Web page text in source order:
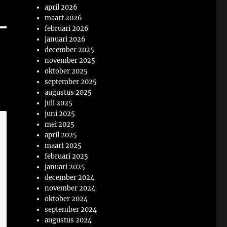
april 2026
maart 2026
februari 2026
januari 2026
december 2025
november 2025
oktober 2025
september 2025
augustus 2025
juli 2025
juni 2025
mei 2025
april 2025
maart 2025
februari 2025
januari 2025
december 2024
november 2024
oktober 2024
september 2024
augustus 2024